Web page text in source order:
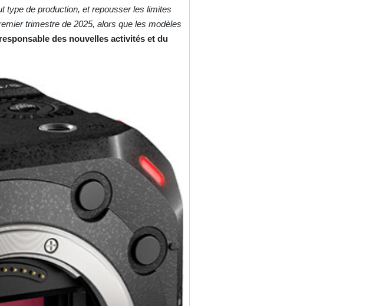
type de production, et repousser les limites
trimestre de 2025, alors que les modèles
des nouvelles activités et du